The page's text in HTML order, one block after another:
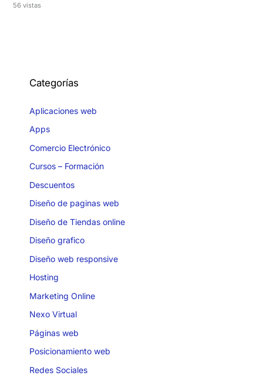
56 vistas
Categorías
Aplicaciones web
Apps
Comercio Electrónico
Cursos – Formación
Descuentos
Diseño de paginas web
Diseño de Tiendas online
Diseño grafico
Diseño web responsive
Hosting
Marketing Online
Nexo Virtual
Páginas web
Posicionamiento web
Redes Sociales